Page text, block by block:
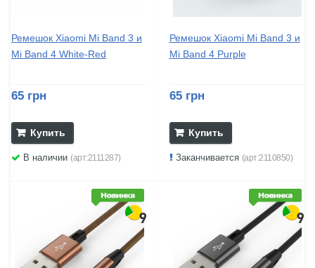
Ремешок Xiaomi Mi Band 3 и
Mi Band 4 White-Red
65 грн
Купить
В наличии (арт:2111287)
Ремешок Xiaomi Mi Band 3 и
Mi Band 4 Purple
65 грн
Купить
Заканчивается (арт:2110850)